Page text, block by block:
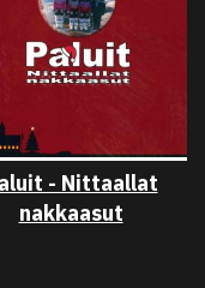
- Nittaallat
nakkaasut